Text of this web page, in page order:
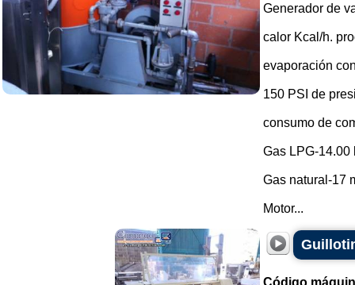
Generador de
calor Kcal/h.
evaporación
150 PSI de
consumo de
Gas LPG-14.00
Gas natural-17
Motor...
Código